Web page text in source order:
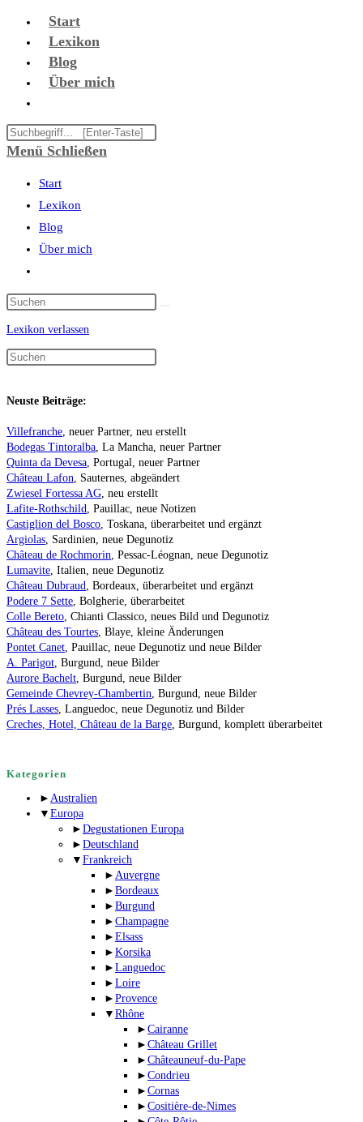
Zum
Start
Lexikon
Blog
Über mich
Suche
umschalten
Diese
Website
Menü Schließen
Start
Lexikon
Blog
Über mich
Suche
umschalten
Lexikon verlassen
Neuste Beiträge:
Villefranche, neuer Partner, neu erstellt
Bodegas Tintoralba, La Mancha, neuer Partner
Quinta da Devesa, Portugal, neuer Partner
Château Lafon, Sauternes, abgeändert
Zwiesel Fortessa AG, neu erstellt
Lafite-Rothschild, Pauillac, neue Notizen
Castiglion del Bosco, Toskana, überarbeitet und ergänzt
Argiolas, Sardinien, neue Degunotiz
Château de Rochmorin, Pessac-Léognan, neue Degunotiz
Lumavite, Italien, neue Degunotiz
Château Dubraud, Bordeaux, überarbeitet und ergänzt
Podere 7 Sette, Bolgherie, überarbeitet
Colle Bereto, Chianti Classico, neues Bild und Degunotiz
Château des Tourtes, Blaye, kleine Änderungen
Pontet Canet, Pauillac, neue Degunotiz und neue Bilder
A. Parigot, Burgund, neue Bilder
Aurore Bachelt, Burgund, neue Bilder
Gemeinde Chevrey-Chambertin, Burgund, neue Bilder
Prés Lasses, Languedoc, neue Degunotiz und Bilder
Creches, Hotel, Château de la Barge, Burgund, komplett überarbeitet
Kategorien
► Australien
▼ Europa
► Degustationen Europa
► Deutschland
▼ Frankreich
► Auvergne
► Bordeaux
► Burgund
► Champagne
► Elsass
► Korsika
► Languedoc
► Loire
► Provence
▼ Rhône
► Cairanne
► Château Grillet
► Châteauneuf-du-Pape
► Condrieu
► Cornas
► Cositière-de-Nimes